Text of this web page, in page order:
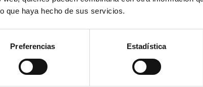
que haya hecho de sus servicios.
Preferencias Estadística
Incluimos un juego
La altura de las
permite una
acceso del robot
más presente en
PRECIO :